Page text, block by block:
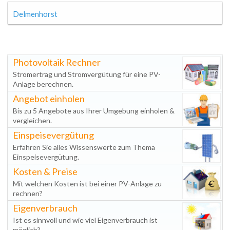
Delmenhorst
Photovoltaik Rechner
Stromertrag und Stromvergütung für eine PV-
Anlage berechnen.
Angebot einholen
Bis zu 5 Angebote aus Ihrer Umgebung einholen &
vergleichen.
Einspeisevergütung
Erfahren Sie alles Wissenswerte zum Thema
Einspeisevergütung.
Kosten & Preise
Mit welchen Kosten ist bei einer PV-Anlage zu
rechnen?
Eigenverbrauch
Ist es sinnvoll und wie viel Eigenverbrauch ist